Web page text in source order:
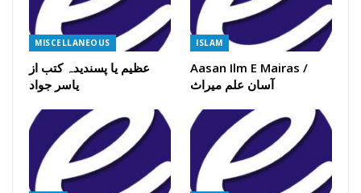
MISCELLANEOUS
عظیم یا پسندیدہ کتب از
یاسر جواد
ISLAM
Aasan Ilm E Mairas /
آسان علم میراث